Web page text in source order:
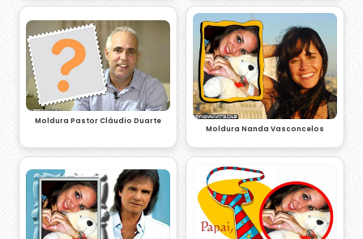
Moldura Pastor Cláudio Duarte
Moldura Nanda Vasconcelos